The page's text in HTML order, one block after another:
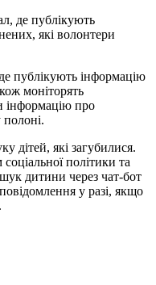
де публікують
які волонтери
публікують інформацію
моніторять
інформацію про
полоні.
дітей, які загубилися.
політики та
дитини через чат-бот
у разі, якщо